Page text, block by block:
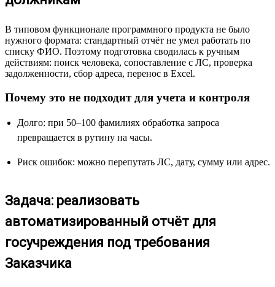
В типовом функционале программного продукта не было
нужного формата: стандартный отчёт не умел работать по
списку ФИО. Поэтому подготовка сводилась к ручным
действиям: поиск человека, сопоставление с ЛС, проверка
задолженности, сбор адреса, перенос в Excel.
Почему это не подходит для учета и контроля
Долго: при 50–100 фамилиях обработка запроса
превращается в рутину на часы.
Риск ошибок: можно перепутать ЛС, дату, сумму или адрес.
Задача: реализовать
автоматизированный отчёт для
госучреждения под требования
Заказчика